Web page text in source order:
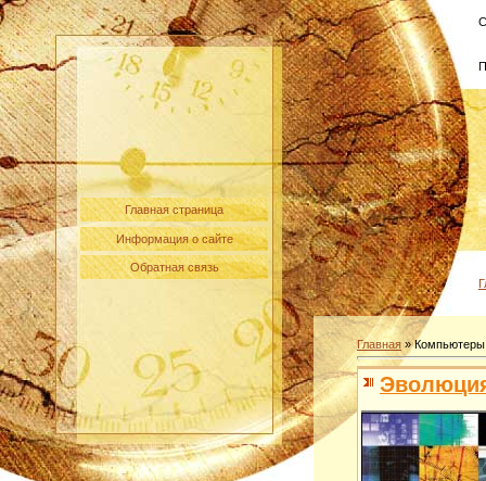
Главная страница
Информация о сайте
Обратная связь
Главная »Компьютеры